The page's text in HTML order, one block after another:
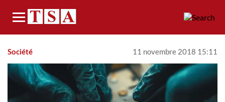
Menu
Société 11 novembre 2018 15:11